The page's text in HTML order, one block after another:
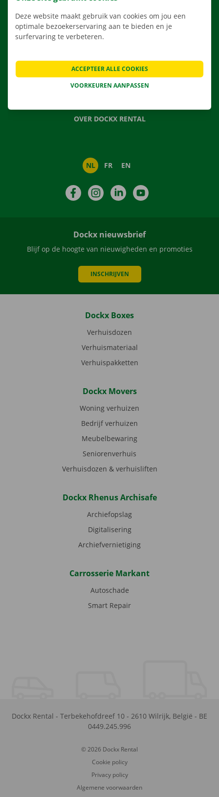
NIEUWS
CADEAUBON
OVER DOCKX RENTAL
NL FR EN
FacebookInstagramLinkedIn
Dockx nieuwsbrief
Blijf op de hoogte van nieuwigheden en promoties
INSCHRIJVEN
Dockx Boxes
Verhuisdozen
Verhuismateriaal
Verhuispakketten
Dockx Movers
Woning verhuizen
Bedrijf verhuizen
Meubelbewaring
Seniorenverhuis
Verhuisdozen & verhuisliften
Dockx Rhenus Archisafe
Archiefopslag
Digitalisering
Archiefvernietiging
Carrosserie Markant
Autoschade
Smart Repair
Dockx Rental - Terbekehofdreef 10 - 2610 Wilrijk, België - BE
0449.245.996
© 2026 Dockx Rental
Cookie policy
Privacy policy
Algemene voorwaarden
Deze website maakt gebruik van cookies om jou een
optimale bezoekerservaring aan te bieden en je
surfervaring te verbeteren.
VOORKEUREN AANPASSEN
ACCEPTEER ALLE COOKIES